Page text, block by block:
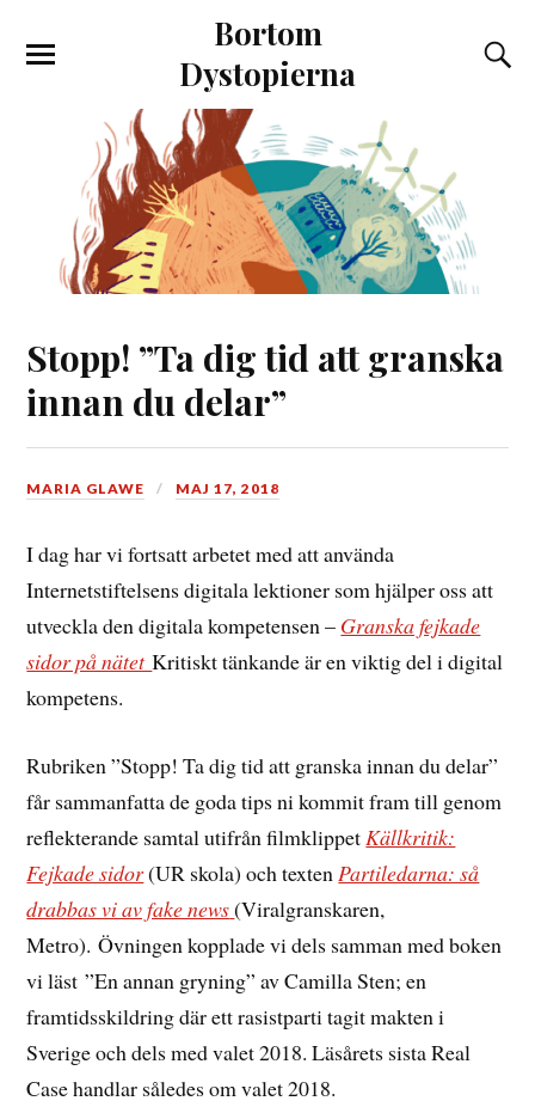
Bortom
Dystopierna
Stopp! ”Ta dig tid att granska
innan du delar”
MARIA GLAWE MAJ 17, 2018
I dag har vi fortsatt arbetet med att använda
Internetstiftelsens digitala lektioner som hjälper oss att
utveckla den digitala kompetensen – Granska fejkade
sidor på nätetKritiskt tänkande är en viktig del i digital
kompetens.
Rubriken ”Stopp! Ta dig tid att granska innan du delar”
får sammanfatta de goda tips ni kommit fram till genom
reflekterande samtal utifrån filmklippetKällkritik:
Fejkade sidor(UR skola) och textenPartiledarna: så
drabbas vi av fake news(Viralgranskaren,
Metro). Övningen kopplade vi dels samman med boken
vi läst ”En annan gryning” av Camilla Sten; en
framtidsskildring där ett rasistparti tagit makten i
Sverige och dels med valet 2018. Läsårets sista Real
Case handlar således om valet 2018.